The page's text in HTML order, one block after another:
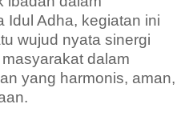
Idul Adha, kegiatan ini
wujud nyata sinergi
dalam
yang harmonis, aman,